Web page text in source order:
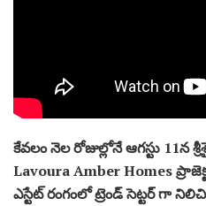
కేవలం నెల రోజుల్లోనే ఆగస్టు 11న
Lavoura Amber Homes
ఎస్టేట్ రంగంలో ట్రెండ్ సెట్టర్ గా